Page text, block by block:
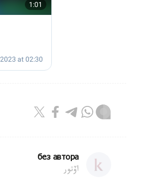
без автора
اۆتور